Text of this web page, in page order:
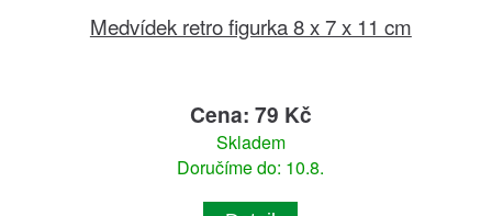
Medvídek retro figurka 8 x 7 x 11 cm
Cena: 79 Kč
Skladem
Doručíme do: 10.8.